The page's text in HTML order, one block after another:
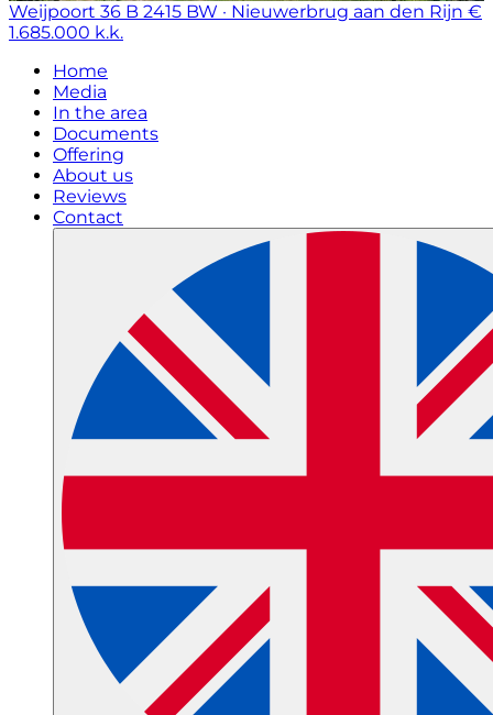
Weijpoort 36 B 2415 BW · Nieuwerbrug aan den Rijn €
1.685.000 k.k.
Home
Media
In the area
Documents
Offering
About us
Reviews
Contact